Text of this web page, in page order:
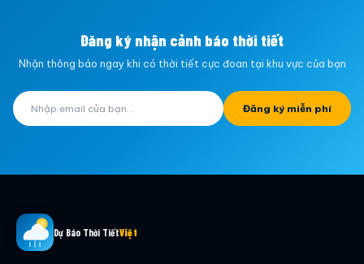
Đăng ký nhận cảnh báo thời tiết
Nhận thông báo ngay khi có thời tiết cực đoan tại khu vực của bạn
Đăng ký miễn phí
Dự Báo Thời TiếtViệt